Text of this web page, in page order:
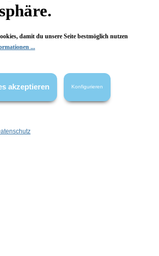
Vertrag widerrufen
nicht anders angegeben.
damit du unsere Seite bestmöglich nutzen
...
akzeptieren Konfigurieren